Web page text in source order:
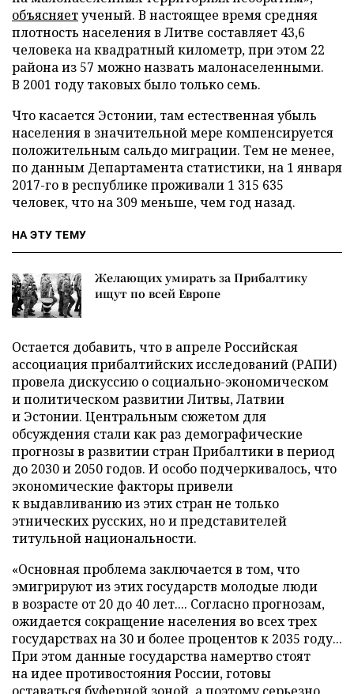
объясняетученый. В настоящее время средняя
плотность населения в Литве составляет 43,6
человека на квадратный километр, при этом 22
района из 57 можно назвать малонаселенными.
В 2001 году таковых было только семь.
Что касается Эстонии, там естественная убыль
населения в значительной мере компенсируется
положительным сальдо миграции. Тем не менее,
по данным Департамента статистики, на 1 января
2017-го в республике проживали 1 315 635
человек, что на 309 меньше, чем год назад.
НА ЭТУ ТЕМУ
Желающих умирать за Прибалтику
ищут по всей Европе
Остается добавить, что в апреле Российская
ассоциация прибалтийских исследований (РАПИ)
провела дискуссию о социально-экономическом
и политическом развитии Литвы, Латвии
и Эстонии. Центральным сюжетом для
обсуждения стали как раз демографические
прогнозы в развитии стран Прибалтики в период
до 2030 и 2050 годов. И особо подчеркивалось, что
экономические факторы привели
к выдавливанию из этих стран не только
этнических русских, но и представителей
титульной национальности.
«Основная проблема заключается в том, что
эмигрируют из этих государств молодые люди
в возрасте от 20 до 40 лет.... Согласно прогнозам,
ожидается сокращение населения во всех трех
государствах на 30 и более процентов к 2035 году...
При этом данные государства намертво стоят
на идее противостояния России, готовы